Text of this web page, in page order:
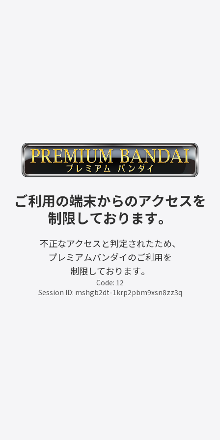
ご利用の端末からのアクセスを
制限しております。
不正なアクセスと判定されたため、
プレミアムバンダイのご利用を
制限しております。
Code: 12
Session ID: mshgb2dt-1krp2pbm9xsn8zz3q